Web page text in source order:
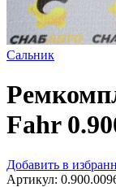
Сальник
Fahr
Добавить в
Артикул: